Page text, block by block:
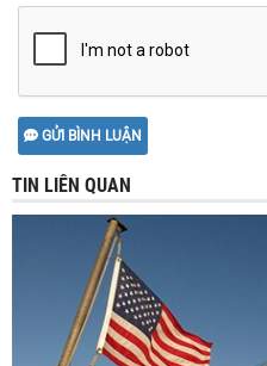
GỬI BÌNH LUẬN
TIN LIÊN QUAN